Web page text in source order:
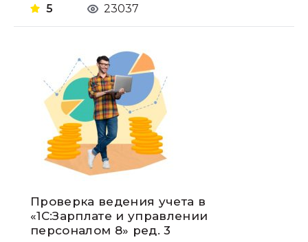
5
23037
Проверка ведения учета в
«1С:Зарплате и управлении
персоналом 8» ред. 3